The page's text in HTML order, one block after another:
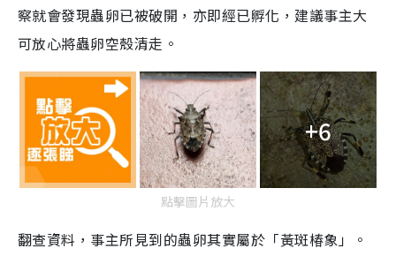
察就會發現蟲卵已被破開，亦即經已孵化，建議事主大
可放心將蟲卵空殼清走。
+6
點擊圖片放大
翻查資料，事主所見到的蟲卵其實屬於「黃斑椿象」。